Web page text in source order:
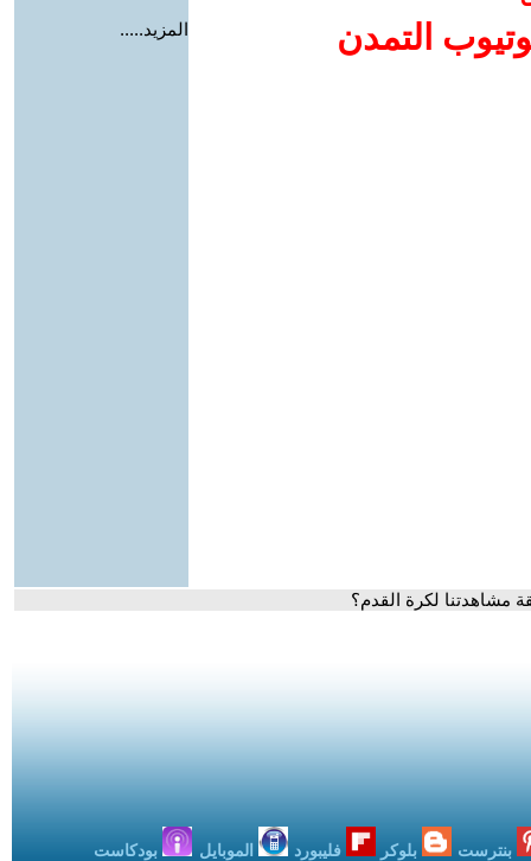
التمدن
المزيد.....
بنترست بلوكر فليبورد الموبايل بودكاست